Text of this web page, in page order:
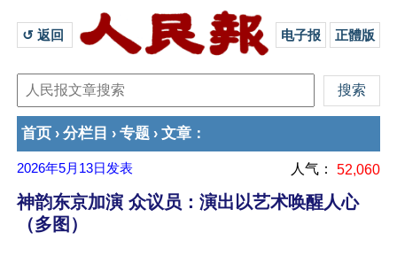
↺ 返回 电子报 正體版
首页 › 分栏目 › 专题 › 文章 ：
2026年5月13日 发表 人气： 52,060
神韵东京加演 众议员：演出以艺术唤醒人心
（多图）